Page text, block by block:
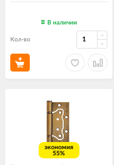
В наличии
Кол-во
экономия
55%